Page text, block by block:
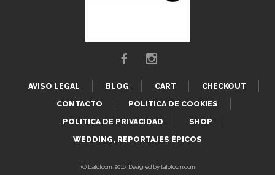
AVISO LEGAL BLOG CART
CHECKOUT
CONTACTO
POLITICA DE COOKIES
POLITICA DE PRIVACIDAD
SHOP
WEDDING, REPORTAJES ÉPICOS
(c) Lafotocm, 2016, Designed by lafotocm.com